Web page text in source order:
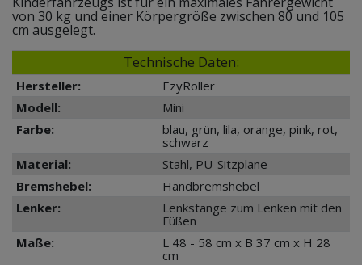
von 30 kg und einer Körpergröße zwischen 80 und 105
cm ausgelegt.
Technische Daten:
Hersteller:
EzyRoller
Modell:
Mini
Farbe:
blau, grün, lila, orange, pink, rot,
schwarz
Material:
Stahl, PU-Sitzplane
Bremshebel:
Handbremshebel
Lenker:
Lenkstange zum Lenken mit den
Füßen
Maße:
L 48 - 58 cm x B 37 cm x H 28
cm